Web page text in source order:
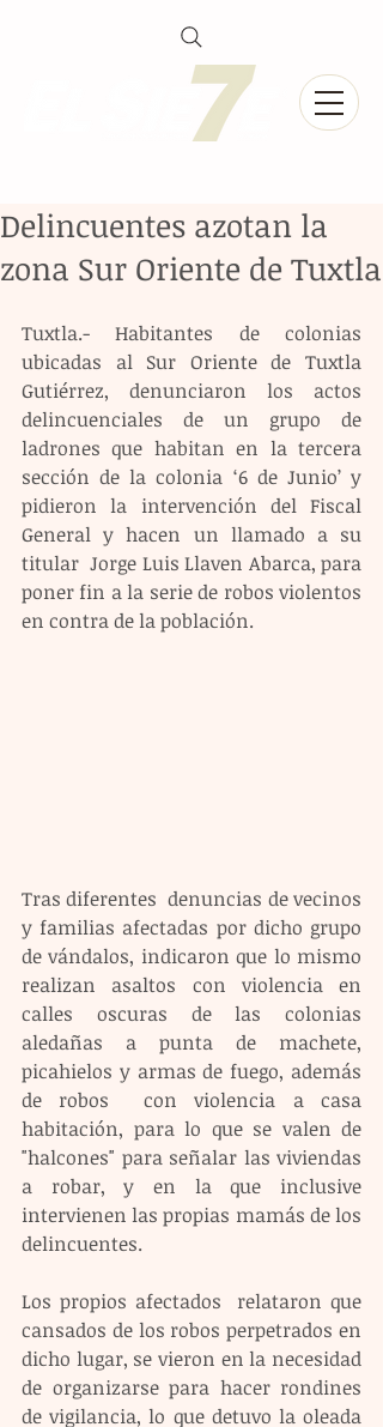
Delincuentes azotan la
zona Sur Oriente de Tuxtla
Tuxtla.- Habitantes de colonias
ubicadas al Sur Oriente de Tuxtla
Gutiérrez, denunciaron los actos
delincuenciales de un grupo de
ladrones que habitan en la tercera
sección de la colonia ‘6 de Junio’ y
pidieron la intervención del Fiscal
General y hacen un llamado a su
titular  Jorge Luis Llaven Abarca, para
poner fin a la serie de robos violentos
en contra de la población.
Tras diferentes  denuncias de vecinos
y familias afectadas por dicho grupo
de vándalos, indicaron que lo mismo
realizan asaltos con violencia en
calles oscuras de las colonias
aledañas a punta de machete,
picahielos y armas de fuego, además
de robos  con violencia a casa
habitación, para lo que se valen de
"halcones" para señalar las viviendas
a robar, y en la que inclusive
intervienen las propias mamás de los
delincuentes.
Los propios afectados  relataron que
cansados de los robos perpetrados en
dicho lugar, se vieron en la necesidad
de organizarse para hacer rondines
de vigilancia, lo que detuvo la oleada